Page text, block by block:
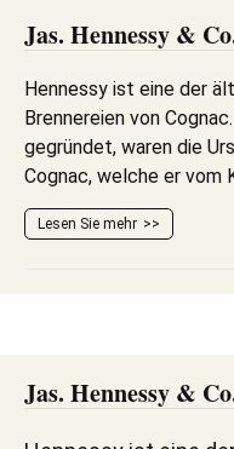
Jas. Hennessy &
Hennessy ist eine der
Brennereien von
gegründet, waren die
Cognac, welche er vom
Lesen Sie mehr
Jas. Hennessy &